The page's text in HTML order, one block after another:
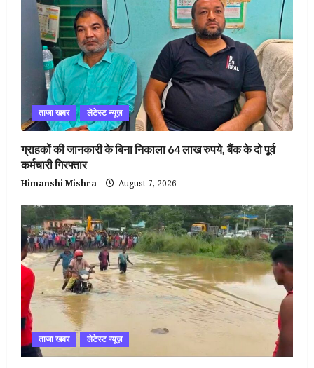
ताजा खबर लेटेस्ट न्यूज़
ग्राहकों की जानकारी के बिना निकाला 64 लाख रुपये, बैंक के दो पूर्व
कर्मचारी गिरफ्तार
Himanshi Mishra August 7, 2026
ताजा खबर लेटेस्ट न्यूज़